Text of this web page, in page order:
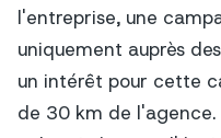
l'entreprise, une
uniquement auprès
un intérêt pour cette
de 30 km de l'agence.